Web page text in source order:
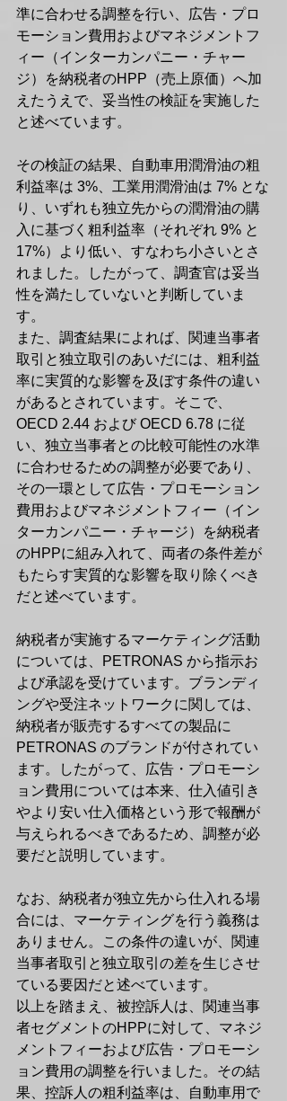
準に合わせる調整を行い、広告・プロ
モーション費用およびマネジメントフ
ィー（インターカンパニー・チャー
ジ）を納税者のHPP（売上原価）へ加
えたうえで、妥当性の検証を実施した
と述べています。
その検証の結果、自動車用潤滑油の粗
利益率は 3%、工業用潤滑油は 7% とな
り、いずれも独立先からの潤滑油の購
入に基づく粗利益率（それぞれ 9% と
17%）より低い、すなわち小さいとさ
れました。したがって、調査官は妥当
性を満たしていないと判断していま
す。
また、調査結果によれば、関連当事者
取引と独立取引のあいだには、粗利益
率に実質的な影響を及ぼす条件の違い
があるとされています。そこで、
OECD 2.44 および OECD 6.78 に従
い、独立当事者との比較可能性の水準
に合わせるための調整が必要であり、
その一環として広告・プロモーション
費用およびマネジメントフィー（イン
ターカンパニー・チャージ）を納税者
のHPPに組み入れて、両者の条件差が
もたらす実質的な影響を取り除くべき
だと述べています。
納税者が実施するマーケティング活動
については、PETRONAS から指示お
よび承認を受けています。ブランディ
ングや受注ネットワークに関しては、
納税者が販売するすべての製品に
PETRONAS のブランドが付されてい
ます。したがって、広告・プロモーシ
ョン費用については本来、仕入値引き
やより安い仕入価格という形で報酬が
与えられるべきであるため、調整が必
要だと説明しています。
なお、納税者が独立先から仕入れる場
合には、マーケティングを行う義務は
ありません。この条件の違いが、関連
当事者取引と独立取引の差を生じさせ
ている要因だと述べています。
以上を踏まえ、被控訴人は、関連当事
者セグメントのHPPに対して、マネジ
メントフィーおよび広告・プロモーシ
ョン費用の調整を行いました。その結
果、控訴人の粗利益率は、自動車用で